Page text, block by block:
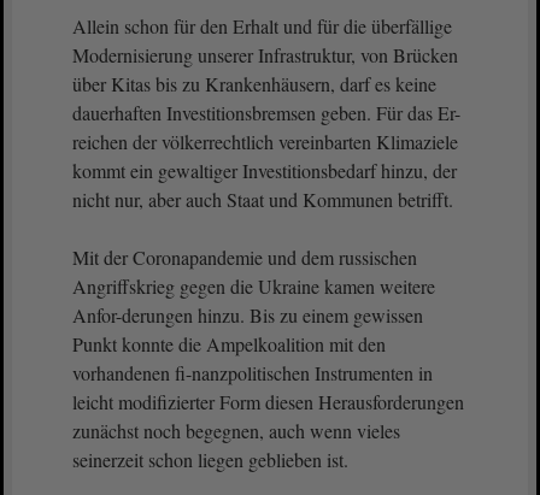
Allein schon für den Erhalt und für die überfällige
Modernisierung unserer Infrastruktur, von Brücken
über Kitas bis zu Krankenhäusern, darf es keine
dauerhaften Investitionsbremsen geben. Für das Er-
reichen der völkerrechtlich vereinbarten Klimaziele
kommt ein gewaltiger Investitionsbedarf hinzu, der
nicht nur, aber auch Staat und Kommunen betrifft.
Mit der Coronapandemie und dem russischen
Angriffskrieg gegen die Ukraine kamen weitere
Anfor-derungen hinzu. Bis zu einem gewissen
Punkt konnte die Ampelkoalition mit den
vorhandenen fi-nanzpolitischen Instrumenten in
leicht modifizierter Form diesen Herausforderungen
zunächst noch begegnen, auch wenn vieles
seinerzeit schon liegen geblieben ist.